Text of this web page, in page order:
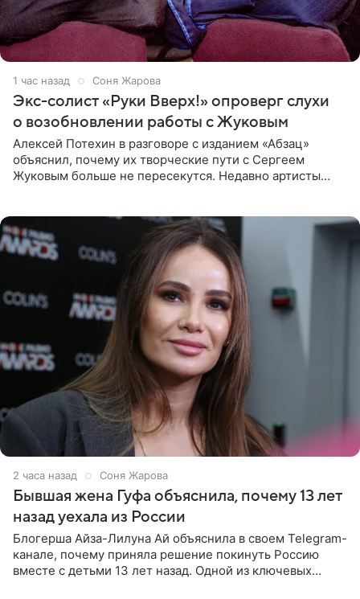
1 час назад Соня Жарова
Экс-солист «Руки Вверх!» опроверг слухи
о возобновлении работы с Жуковым
Алексей Потехин в разговоре с изданием «Абзац»
объяснил, почему их творческие пути с Сергеем
Жуковым больше не пересекутся. Недавно артисты
2 часа назад Соня Жарова
Бывшая жена Гуфа объяснила, почему 13 лет
назад уехала из России
Блогерша Айза-Лилуна Ай объяснила в своем Telegram-
канале, почему приняла решение покинуть Россию
вместе с детьми 13 лет назад. Одной из ключевых